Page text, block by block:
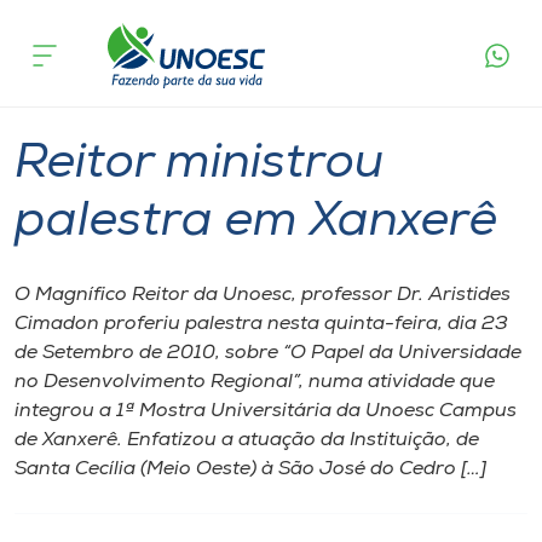
Cursos
Pesquisa
Portal de Ensino
A
acontece
Reitor ministrou
palestra em Xanxerê
O Magnífico Reitor da Unoesc, professor Dr. Aristides
Cimadon proferiu palestra nesta quinta-feira, dia 23
de Setembro de 2010, sobre “O Papel da Universidade
no Desenvolvimento Regional”, numa atividade que
integrou a 1ª Mostra Universitária da Unoesc Campus
de Xanxerê. Enfatizou a atuação da Instituição, de
Santa Cecília (Meio Oeste) à São José do Cedro […]